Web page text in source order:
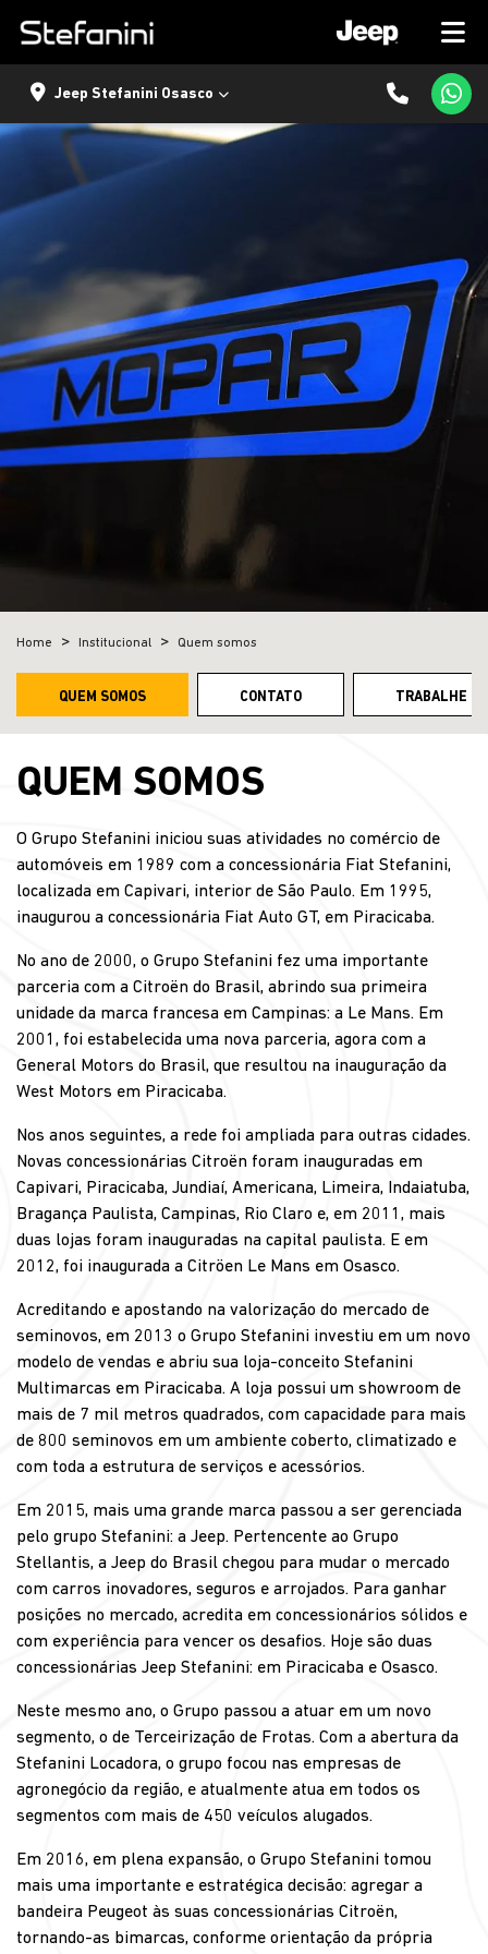
Jeep Stefanini Osasco
Home Institucional Quem somos
QUEM SOMOS CONTATO TRABALHE
QUEM SOMOS
O Grupo Stefanini iniciou suas atividades no comércio de
automóveis em 1989 com a concessionária Fiat Stefanini,
localizada em Capivari, interior de São Paulo. Em 1995,
inaugurou a concessionária Fiat Auto GT, em Piracicaba.
No ano de 2000, o Grupo Stefanini fez uma importante
parceria com a Citroën do Brasil, abrindo sua primeira
unidade da marca francesa em Campinas: a Le Mans. Em
2001, foi estabelecida uma nova parceria, agora com a
General Motors do Brasil, que resultou na inauguração da
West Motors em Piracicaba.
Nos anos seguintes, a rede foi ampliada para outras cidades.
Novas concessionárias Citroën foram inauguradas em
Capivari, Piracicaba, Jundiaí, Americana, Limeira, Indaiatuba,
Bragança Paulista, Campinas, Rio Claro e, em 2011, mais
duas lojas foram inauguradas na capital paulista. E em
2012, foi inaugurada a Citröen Le Mans em Osasco.
Acreditando e apostando na valorização do mercado de
seminovos, em 2013 o Grupo Stefanini investiu em um novo
modelo de vendas e abriu sua loja-conceito Stefanini
Multimarcas em Piracicaba. A loja possui um showroom de
mais de 7 mil metros quadrados, com capacidade para mais
de 800 seminovos em um ambiente coberto, climatizado e
com toda a estrutura de serviços e acessórios.
Em 2015, mais uma grande marca passou a ser gerenciada
pelo grupo Stefanini: a Jeep. Pertencente ao Grupo
Stellantis, a Jeep do Brasil chegou para mudar o mercado
com carros inovadores, seguros e arrojados. Para ganhar
posições no mercado, acredita em concessionários sólidos e
com experiência para vencer os desafios. Hoje são duas
concessionárias Jeep Stefanini: em Piracicaba e Osasco.
Neste mesmo ano, o Grupo passou a atuar em um novo
segmento, o de Terceirização de Frotas. Com a abertura da
Stefanini Locadora, o grupo focou nas empresas de
agronegócio da região, e atualmente atua em todos os
segmentos com mais de 450 veículos alugados.
Em 2016, em plena expansão, o Grupo Stefanini tomou
mais uma importante e estratégica decisão: agregar a
bandeira Peugeot às suas concessionárias Citroën,
tornando-as bimarcas, conforme orientação da própria